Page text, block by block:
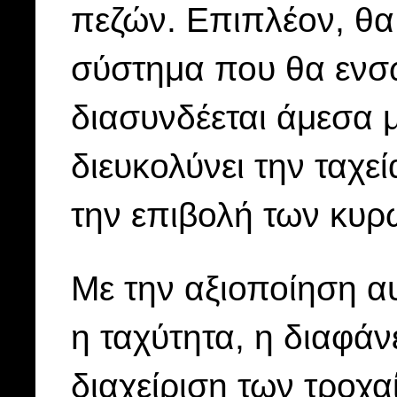
πεζών. Επιπλέον,
σύστημα που θα
διασυνδέεται άμεσα
διευκολύνει την
την επιβολή των
Με την αξιοποίηση
η ταχύτητα, η
διαχείριση των